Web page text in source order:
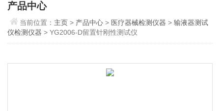
产品中心
当前位置： 主页> 产品中心 > 医疗器械检测仪器 >输液器测试
仪检测仪器 > YG2006-D留置针刚性测试仪